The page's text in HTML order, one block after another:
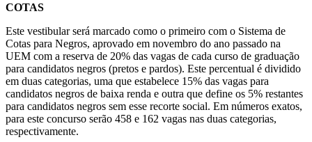
COTAS
Este vestibular será marcado como o primeiro com o Sistema de
Cotas para Negros, aprovado em novembro do ano passado na
UEM com a reserva de 20% das vagas de cada curso de graduação
para candidatos negros (pretos e pardos). Este percentual é dividido
em duas categorias, uma que estabelece 15% das vagas para
candidatos negros de baixa renda e outra que define os 5% restantes
para candidatos negros sem esse recorte social. Em números exatos,
para este concurso serão 458 e 162 vagas nas duas categorias,
respectivamente.